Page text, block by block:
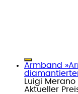
Armband
Luigi Merano
Aktueller